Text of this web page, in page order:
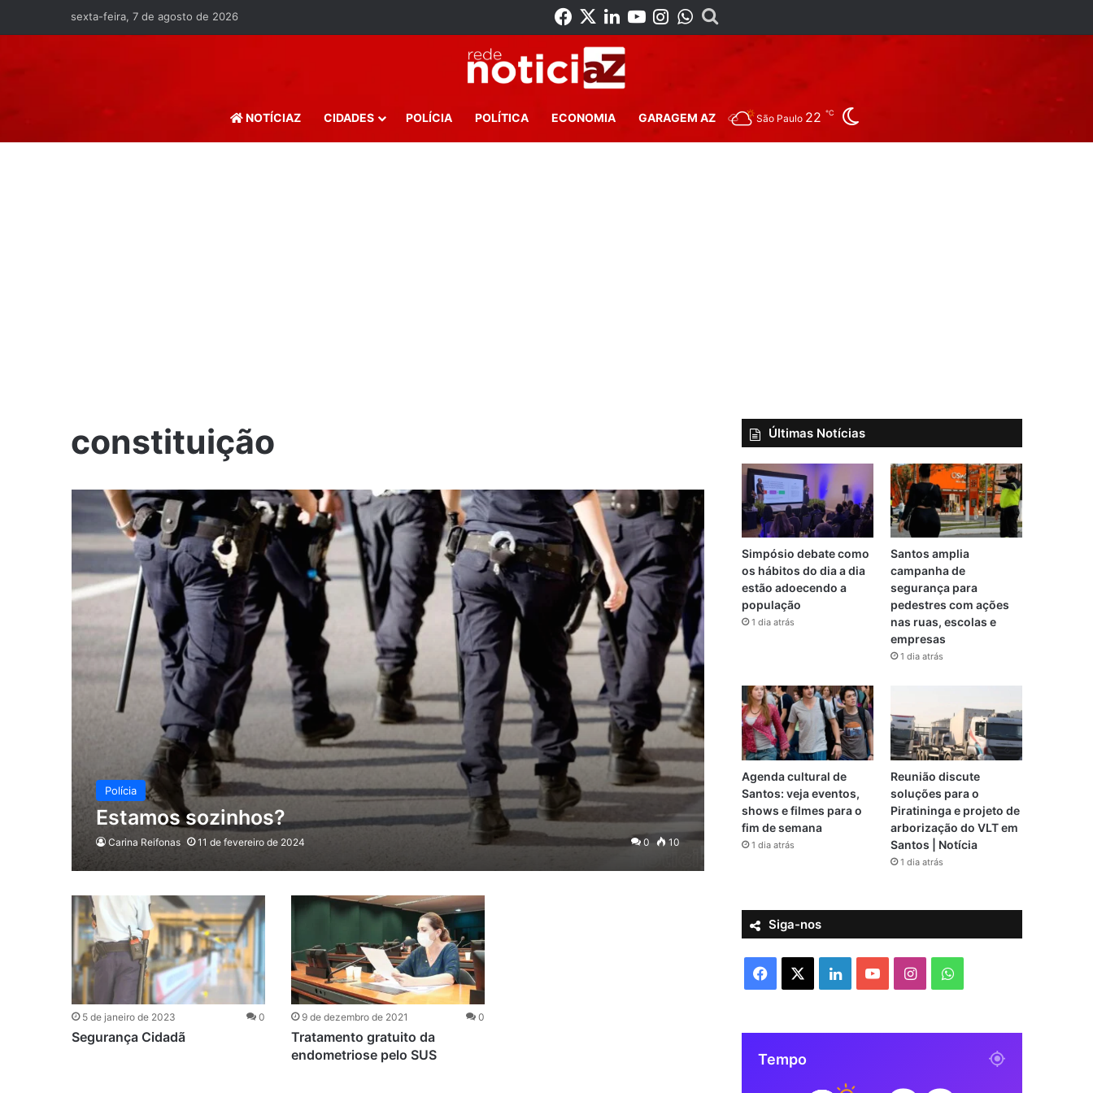
sexta-feira, 7 de agosto de 2026 Facebook
X Linkedin
YouTube
Instagram
WhatsApp
Procurar por
NOTÍCIAZ CIDADES POLÍCIA POLÍTICA ECONOMIA GARAGEM AZ São Paulo 22 ℃
constituição
Polícia
Estamos sozinhos?
Carina Reifonas 11 de fevereiro de 2024 0 10
5 de janeiro de 2023 0
Segurança Cidadã
9 de dezembro de 2021 0
Tratamento gratuito da
endometriose pelo SUS
Últimas Notícias
Simpósio debate como
os hábitos do dia a dia
estão adoecendo a
população
1 dia atrás
Santos amplia
campanha de
segurança para
pedestres com ações
nas ruas, escolas e
empresas
1 dia atrás
Agenda cultural de
Santos: veja eventos,
shows e filmes para o
fim de semana
1 dia atrás
Reunião discute
soluções para o
Piratininga e projeto de
arborização do VLT em
Santos | Notícia
1 dia atrás
Siga-nos
c
e
L
n
u
I
s
W
a
Tempo